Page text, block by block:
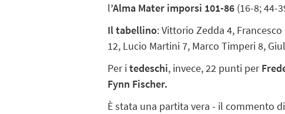
l’Alma Mater imporsi 101-86 (16-8; 44-
Il tabellino: Vittorio Zedda 4,
12, Lucio Martini 7, Marco Timperi 8,
Per itedeschi, invece, 22 punti per
Fynn Fischer.
È stata una partita vera - il commento